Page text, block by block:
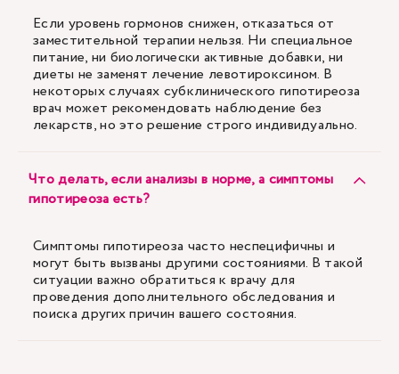
Если уровень гормонов снижен, отказаться от
заместительной терапии нельзя. Ни специальное
питание, ни биологически активные добавки, ни
диеты не заменят лечение левотироксином. В
некоторых случаях субклинического гипотиреоза
врач может рекомендовать наблюдение без
лекарств, но это решение строго индивидуально.
Что делать, если анализы в норме, а симптомы
гипотиреоза есть?
Симптомы гипотиреоза часто неспецифичны и
могут быть вызваны другими состояниями. В такой
ситуации важно обратиться к врачу для
проведения дополнительного обследования и
поиска других причин вашего состояния.